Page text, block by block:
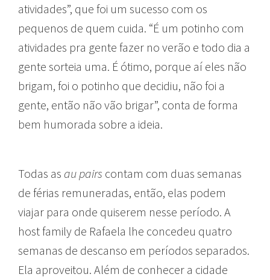
atividades”, que foi um sucesso com os
pequenos de quem cuida. “É um potinho com
atividades pra gente fazer no verão e todo dia a
gente sorteia uma. É ótimo, porque aí eles não
brigam, foi o potinho que decidiu, não foi a
gente, então não vão brigar”, conta de forma
bem humorada sobre a ideia.
Todas as au pairs contam com duas semanas
de férias remuneradas, então, elas podem
viajar para onde quiserem nesse período. A
host family de Rafaela lhe concedeu quatro
semanas de descanso em períodos separados.
Ela aproveitou. Além de conhecer a cidade